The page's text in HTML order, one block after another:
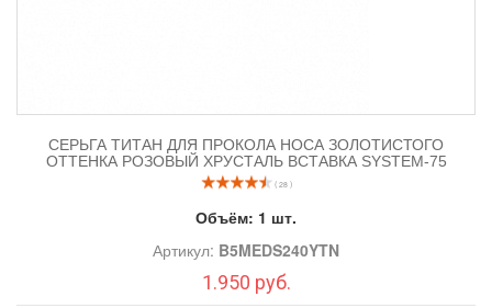
СЕРЬГА ТИТАН ДЛЯ ПРОКОЛА НОСА ЗОЛОТИСТОГО
ОТТЕНКА РОЗОВЫЙ ХРУСТАЛЬ ВСТАВКА SYSTEM-75
( 28 )
Объём: 1 шт.
Артикул: B5MEDS240YTN
1.950 руб.